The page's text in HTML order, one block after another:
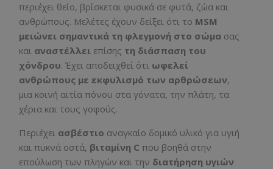
περιέχει θείο, βρίσκεται φυσικά σε φυτά, ζώα και
ανθρώπους. Μελέτες έχουν δείξει ότι το MSM
μειώνει σημαντικά τη φλεγμονή στο σώμα σας
και αναστέλλει επίσης τη διάσπαση του
χόνδρου. Έχει αποδειχθεί ότι ωφελεί
ανθρώπους με εκφυλισμό των αρθρώσεων,
μια κοινή αιτία πόνου στα γόνατα, την πλάτη, τα
χέρια και τους γοφούς.
Περιέχει ασβέστιο αναγκαίο δομικό υλικό για υγιή
και πυκνά οστά, βιταμίνη C που βοηθά στην
επούλωση των πληγών και την διατήρηση υγιών